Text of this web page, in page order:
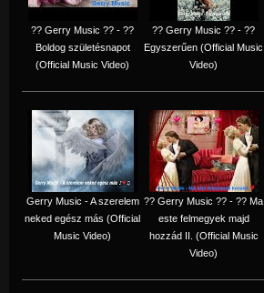
?? Gerry Music ?? - ??
Boldog születésnapot
(Official Music Video)
?? Gerry Music ?? - ??
Egyszerűen (Official Music
Video)
Gerry Music - A szerelem
neked egész más (Official
Music Video)
?? Gerry Music ?? - ?? Ma
este felmegyek majd
hozzád II. (Official Music
Video)